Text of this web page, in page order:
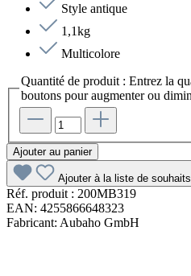
Style antique
1,1kg
Multicolore
Quantité de produit : Entrez la
boutons pour augmenter ou
Ajouter au panier
Ajouter à la liste de souhaits
Réf. produit : 200MB319
EAN: 4255866648323
Fabricant: Aubaho GmbH